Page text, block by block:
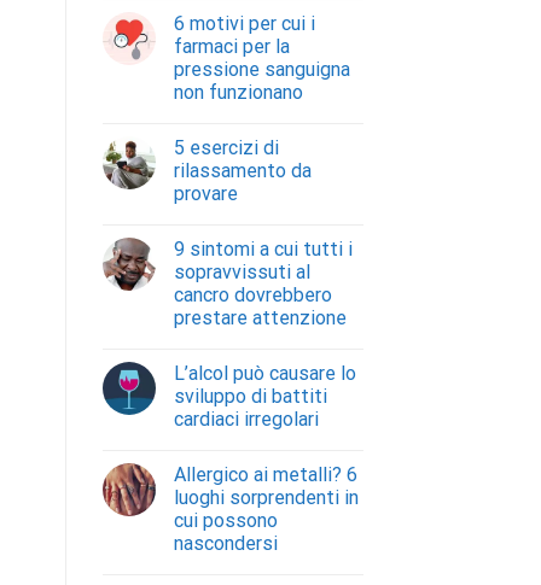
6 motivi per cui i
farmaci per la
pressione sanguigna
non funzionano
5 esercizi di
rilassamento da
provare
9 sintomi a cui tutti i
sopravvissuti al
cancro dovrebbero
prestare attenzione
L’alcol può causare lo
sviluppo di battiti
cardiaci irregolari
Allergico ai metalli? 6
luoghi sorprendenti in
cui possono
nascondersi